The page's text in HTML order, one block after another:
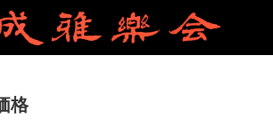
格